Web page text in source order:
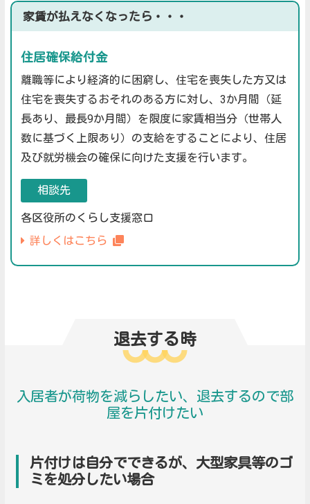
家賃が払えなくなったら・・・
住居確保給付金
離職等により経済的に困窮し、住宅を喪失した方又は
住宅を喪失するおそれのある方に対し、3か月間（延
長あり、最長9か月間）を限度に家賃相当分（世帯人
数に基づく上限あり）の支給をすることにより、住居
及び就労機会の確保に向けた支援を行います。
相談先
各区役所のくらし支援窓口
詳しくはこちら
退去する時
入居者が荷物を減らしたい、退去するので部
屋を片付けたい
片付けは自分でできるが、大型家具等のゴ
ミを処分したい場合